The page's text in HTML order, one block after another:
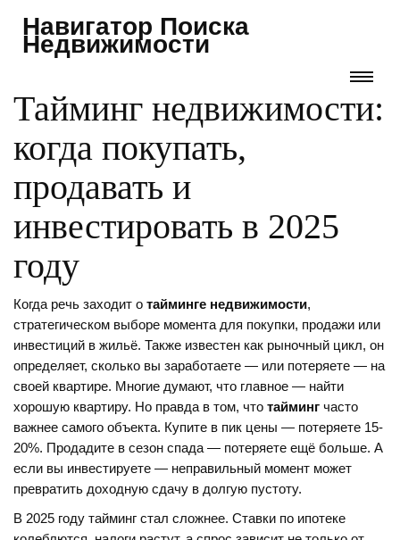
Навигатор Поиска
Недвижимости
Тайминг недвижимости:
когда покупать,
продавать и
инвестировать в 2025
году
Когда речь заходит о тайминге недвижимости,
стратегическом выборе момента для покупки, продажи или
инвестиций в жильё. Также известен как рыночный цикл, он
определяет, сколько вы заработаете — или потеряете — на
своей квартире. Многие думают, что главное — найти
хорошую квартиру. Но правда в том, что тайминг часто
важнее самого объекта. Купите в пик цены — потеряете 15-
20%. Продадите в сезон спада — потеряете ещё больше. А
если вы инвестируете — неправильный момент может
превратить доходную сдачу в долгую пустоту.
В 2025 году тайминг стал сложнее. Ставки по ипотеке